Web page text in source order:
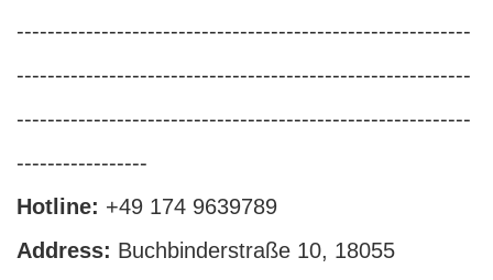
-----------------------------------------------------------
-----------------------------------------------------------
-----------------------------------------------------------
-----------------
Hotline: +49 174 9639789
Address: Buchbinderstraße 10, 18055